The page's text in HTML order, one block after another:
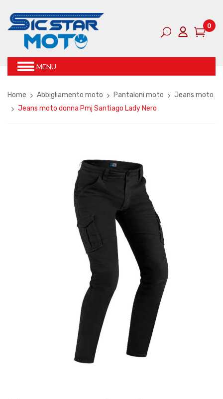
0
MENU
Home Abbigliamento moto Pantaloni moto
Jeans moto
Jeans moto donna Pmj Santiago Lady Nero